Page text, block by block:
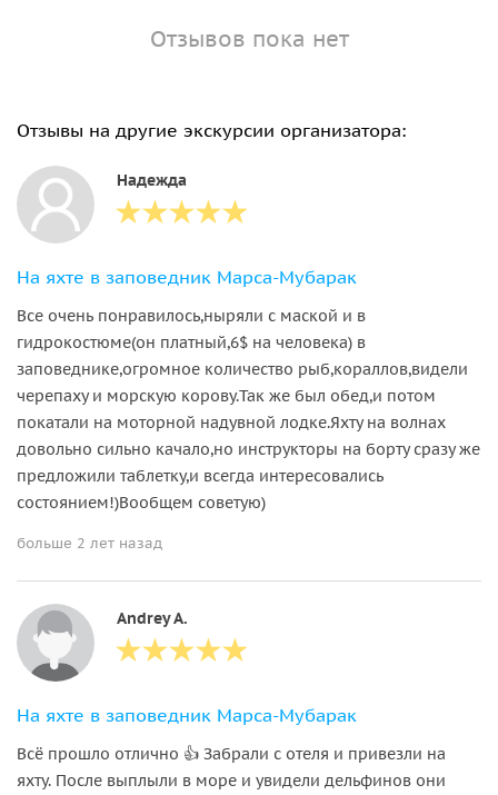
Отзывов пока нет
Отзывы на другие экскурсии организатора:
Надежда
На яхте в заповедник Марса-Мубарак
Все очень понравилось,ныряли с маской и в
гидрокостюме(он платный,6$ на человека) в
заповеднике,огромное количество рыб,кораллов,видели
черепаху и морскую корову.Так же был обед,и потом
покатали на моторной надувной лодке.Яхту на волнах
довольно сильно качало,но инструкторы на борту сразу же
предложили таблетку,и всегда интересовались
состоянием!)Вообщем советую)
больше 2 лет назад
Andrey A.
На яхте в заповедник Марса-Мубарак
Всё прошло отлично 👍 Забрали с отеля и привезли на
яхту. После выплыли в море и увидели дельфинов они